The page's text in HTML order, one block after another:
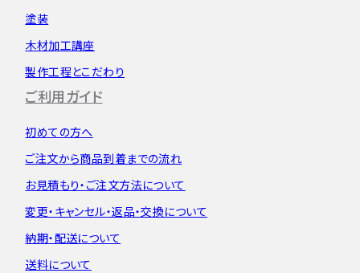
塗装
木材加工講座
製作工程とこだわり
ご利用ガイド
初めての方へ
ご注文から商品到着までの流れ
お見積もり・ ご注文方法について
変更・キャンセル・返品・交換について
納期・配送について
送料について